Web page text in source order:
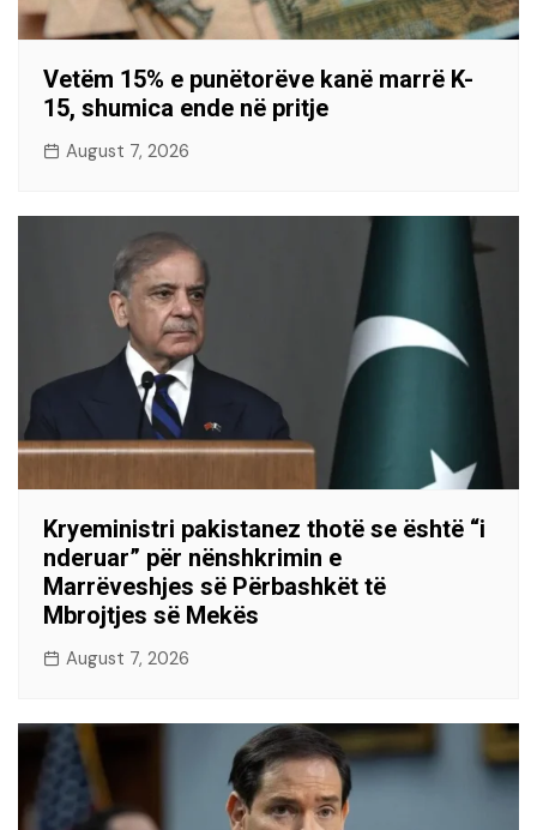
Vetëm 15% e punëtorëve kanë marrë K-
15, shumica ende në pritje
August 7, 2026
Kryeministri pakistanez thotë se është “i
nderuar” për nënshkrimin e
Marrëveshjes së Përbashkët të
Mbrojtjes së Mekës
August 7, 2026